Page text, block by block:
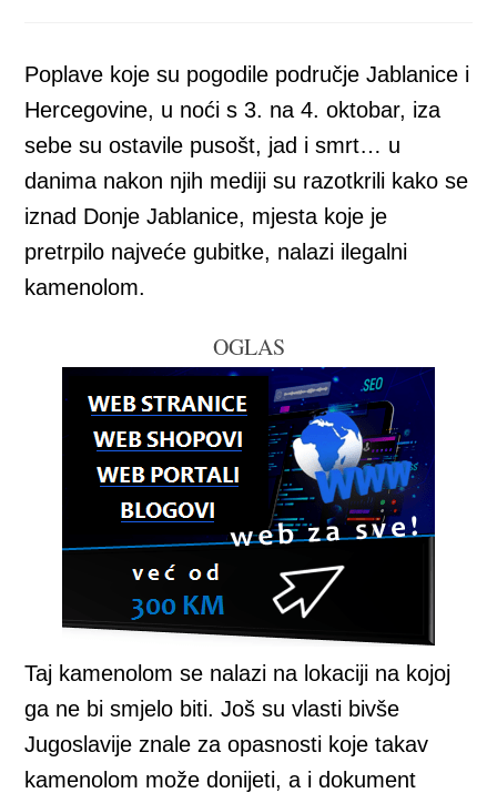
Poplave koje su pogodile područje Jablanice i
Hercegovine, u noći s 3. na 4. oktobar, iza
sebe su ostavile pusošt, jad i smrt… u
danima nakon njih mediji su razotkrili kako se
iznad Donje Jablanice, mjesta koje je
pretrpilo najveće gubitke, nalazi ilegalni
kamenolom.
OGLAS
Taj kamenolom se nalazi na lokaciji na kojoj
ga ne bi smjelo biti. Još su vlasti bivše
Jugoslavije znale za opasnosti koje takav
kamenolom može donijeti, a i dokument